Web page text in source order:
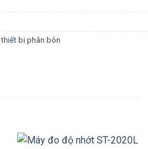
,thiết bị phân bón